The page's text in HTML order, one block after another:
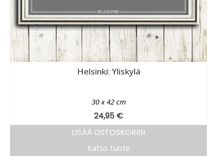
Helsinki: Yliskylä
30 x 42 cm
24,95 €
LISÄÄ OSTOSKORIIN
Katso tuote